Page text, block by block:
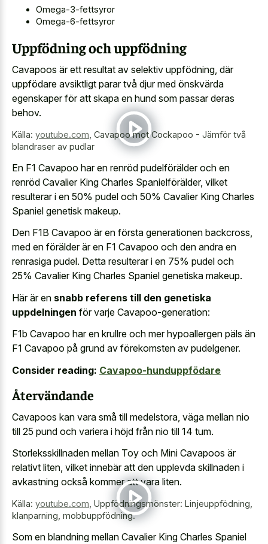
Omega-3-fettsyror
Omega-6-fettsyror
Uppfödning och uppfödning
Cavapoos är ett resultat av selektiv uppfödning, där
uppfödare avsiktligt parar två djur med önskvärda
egenskaper för att skapa en hund som passar deras
behov.
Källa: youtube.com Cavapoo mot Cockapoo - Jämför två
blandraser av pudlar
En F1 Cavapoo har en renröd pudelförälder och en
renröd Cavalier King Charles Spanielförälder, vilket
resulterar i en 50% pudel och 50% Cavalier King Charles
Spaniel genetisk makeup.
Den F1B Cavapoo är en första generationen backcross,
med en förälder är en F1 Cavapoo och den andra en
renrasiga pudel. Detta resulterar i en 75% pudel och
25% Cavalier King Charles Spaniel genetiska makeup.
Här är en snabb referens till den genetiska
uppdelningen för varje Cavapoo-generation:
F1b Cavapoo har en krullre och mer hypoallergen päls än
F1 Cavapoo på grund av förekomsten av pudelgener.
Consider reading: Cavapoo-hunduppfödare
Återvändande
Cavapoos kan vara små till medelstora, väga mellan nio
till 25 pund och variera i höjd från nio till 14 tum.
Storleksskillnaden mellan Toy och Mini Cavapoos är
relativt liten, vilket innebär att den upplevda skillnaden i
avkastning också kommer att vara liten.
Källa: youtube.com Uppfödningsmönster: Linjeuppfödning,
klanparning, mobbuppfödning.
Som en blandning mellan Cavalier King Charles Spaniel